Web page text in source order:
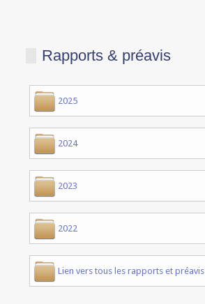
Rapports & préavis
2025
2024
2023
2022
Lien vers tous les rapports et préavis